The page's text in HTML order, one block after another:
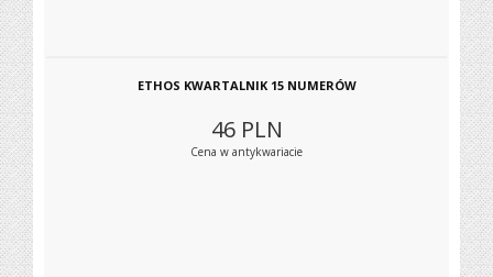
ETHOS KWARTALNIK 15 NUMERÓW
46 PLN
Cena w antykwariacie